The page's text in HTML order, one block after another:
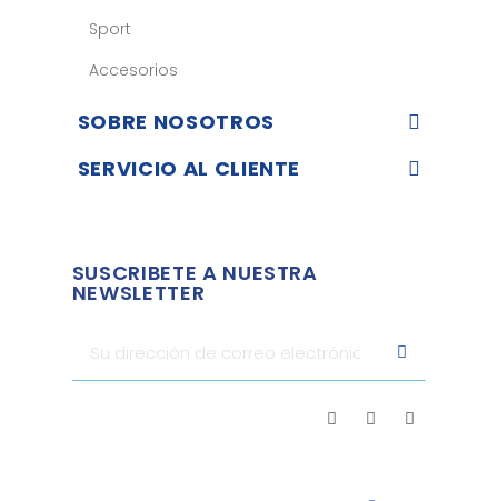
Sport
Accesorios
SOBRE NOSOTROS
SERVICIO AL CLIENTE
SUSCRIBETE A NUESTRA
NEWSLETTER